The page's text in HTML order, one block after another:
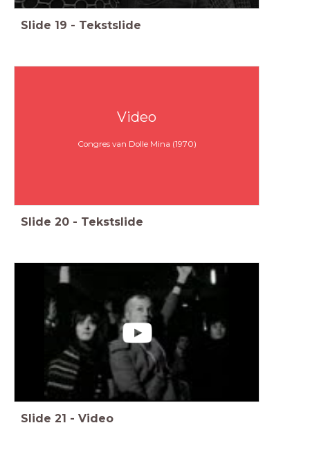
Slide 19 - Tekstslide
Video
Congres van Dolle Mina (1970)
Slide 20 - Tekstslide
Slide 21 - Video